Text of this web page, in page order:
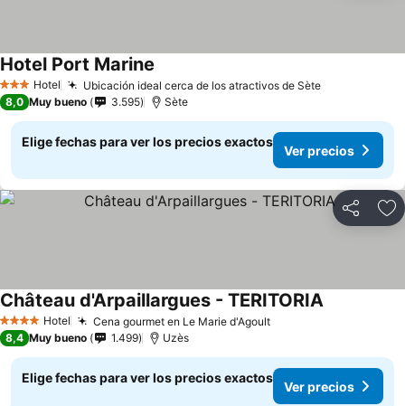
3 Estrellas
Hotel Ubicación ideal cerca de los atractivos de Sète
Hotel Port Marine
8,0 Muy bueno 3.595 Sète
Elige fechas para ver los precios exactos
Ver precios
Compartir
4 EstrellasHotel Cena gourmet en Le Marie d'Agoult
Château d'Arpaillargues - TERITORIA
8,4 Muy bueno 1.499 Uzès
Elige fechas para ver los precios exactos
Ver precios